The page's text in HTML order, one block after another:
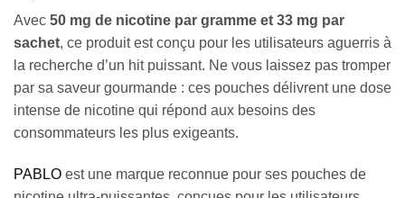
Avec 50 mg de nicotine par gramme et 33 mg par
sachet, ce produit est conçu pour les utilisateurs aguerris à
la recherche d’un hit puissant. Ne vous laissez pas tromper
par sa saveur gourmande : ces pouches délivrent une dose
intense de nicotine qui répond aux besoins des
consommateurs les plus exigeants.
PABLO est une marque reconnue pour ses pouches de